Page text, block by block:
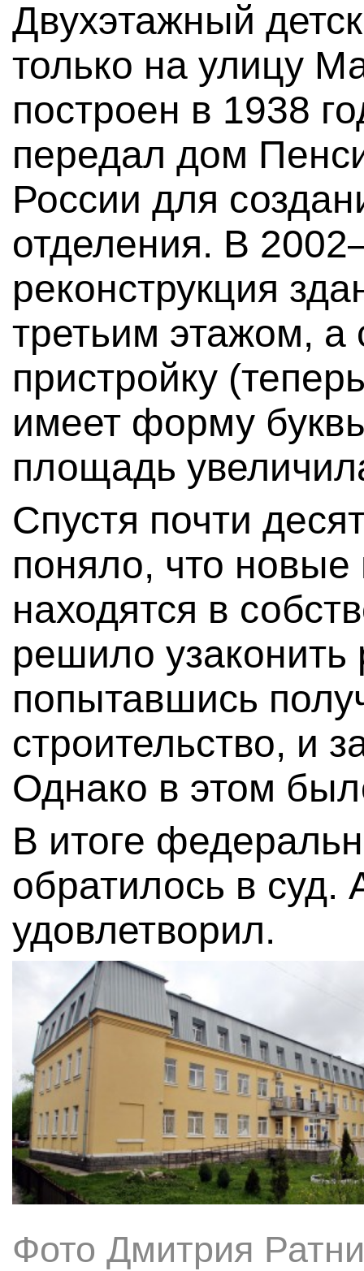
Двухэтажный
только на улицу
построен в 1938
передал дом
России для
отделения. В
реконструкция
третьим этажом, а
пристройку
имеет форму
площадь
Спустя почти
поняло, что
находятся в
решило узаконить
попытавшись
строительство, и
Однако в этом
В итоге
обратилось в суд.
удовлетворил.
Фото Дмитрия